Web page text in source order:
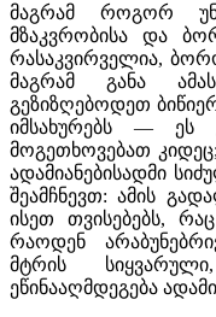
მაგრამ როგორ
მზაკვრობისა და
რასაკვირველია,
მაგრამ განა
გეზიზღებოდეთ
იმსახურებს — ეს
მოგეთხოვებათ
ადამიანებისადმი
შეამჩნევთ: ამის
ისეთ თვისებებს,
რაოდენ
მტრის
ეწინააღმდეგება